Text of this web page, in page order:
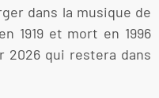
dans la musique de
1919 et mort en 1996
2026 qui restera dans